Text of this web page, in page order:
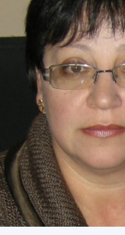
СТРУКТУРА
Президія НАН України
Апарат Президії
Секція фізико-технічних
наук
Секція хімічних і
Секція суспільних і
Установи при Президії
Ради, комітети та комісії
Наукові центри МОН та
Громадські організації
ДІЯЛЬНІСТЬ